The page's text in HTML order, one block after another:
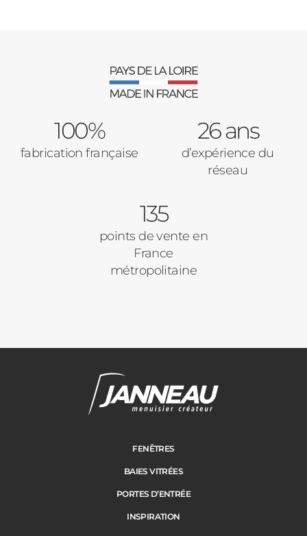
100%
fabrication française
26 ans
d’expérience du
réseau
135
points de vente en
France
métropolitaine
FENÊTRES
BAIES VITRÉES
PORTES D’ENTRÉE
INSPIRATION